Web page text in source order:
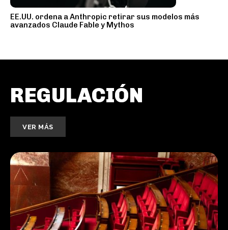
EE.UU. ordena a Anthropic retirar sus modelos más
avanzados Claude Fable y Mythos
REGULACIÓN
VER MÁS